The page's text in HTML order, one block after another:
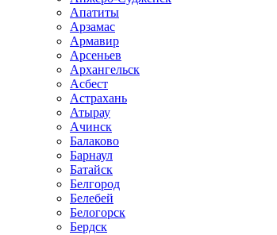
Апатиты
Арзамас
Армавир
Арсеньев
Архангельск
Асбест
Астрахань
Атырау
Ачинск
Балаково
Барнаул
Батайск
Белгород
Белебей
Белогорск
Бердск